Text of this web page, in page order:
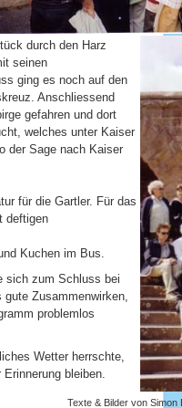
durch den Harz
seinen
ging es noch auf den
Anschliessend
gefahren und dort
welches unter Kaiser
der Sage nach Kaiser
für die Gartler. Für das
deftigen
Kuchen im Bus.
sich zum Schluss bei
Zusammenwirken,
problemlos
Wetter herrschte,
bleiben.
Texte & Bilder von Simon